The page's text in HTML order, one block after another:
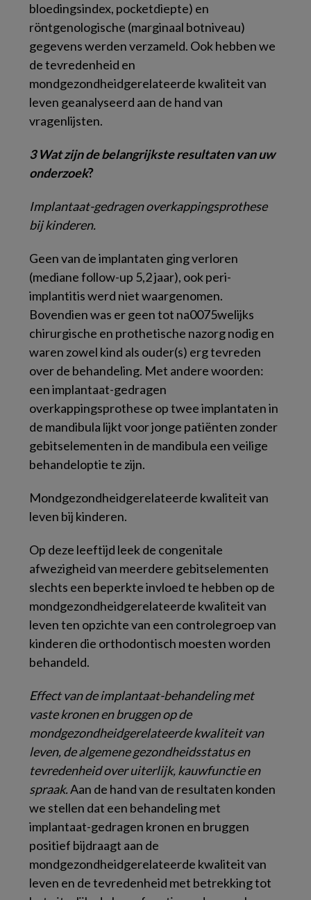
bloedingsindex, pocketdiepte) en
röntgenologische (marginaal botniveau)
gegevens werden verzameld. Ook hebben we
de tevredenheid en
mondgezondheidgerelateerde kwaliteit van
leven geanalyseerd aan de hand van
vragenlijsten.
3 Wat zijn de belangrijkste resultaten van uw
onderzoek?
Implantaat-gedragen overkappingsprothese
bij kinderen.
Geen van de implantaten ging verloren
(mediane follow-up 5,2 jaar), ook peri-
implantitis werd niet waargenomen.
Bovendien was er geen tot na0075welijks
chirurgische en prothetische nazorg nodig en
waren zowel kind als ouder(s) erg tevreden
over de behandeling. Met andere woorden:
een implantaat-gedragen
overkappingsprothese op twee implantaten in
de mandibula lijkt voor jonge patiënten zonder
gebitselementen in de mandibula een veilige
behandeloptie te zijn.
Mondgezondheidgerelateerde kwaliteit van
leven bij kinderen.
Op deze leeftijd leek de congenitale
afwezigheid van meerdere gebitselementen
slechts een beperkte invloed te hebben op de
mondgezondheidgerelateerde kwaliteit van
leven ten opzichte van een controlegroep van
kinderen die orthodontisch moesten worden
behandeld.
Effect van de implantaat-behandeling met
vaste kronen en bruggen op de
mondgezondheidgerelateerde kwaliteit van
leven, de algemene gezondheidsstatus en
tevredenheid over uiterlijk, kauwfunctie en
spraak.Aan de hand van de resultaten konden
we stellen dat een behandeling met
implantaat-gedragen kronen en bruggen
positief bijdraagt aan de
mondgezondheidgerelateerde kwaliteit van
leven en de tevredenheid met betrekking tot